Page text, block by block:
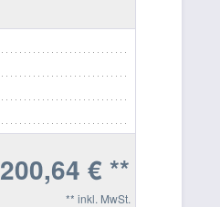
200,64 € **
** inkl. MwSt.